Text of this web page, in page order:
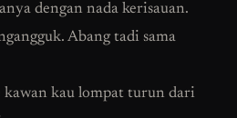
dengan nada kerisauan.
Abang tadi sama
kawan kau lompat turun dari